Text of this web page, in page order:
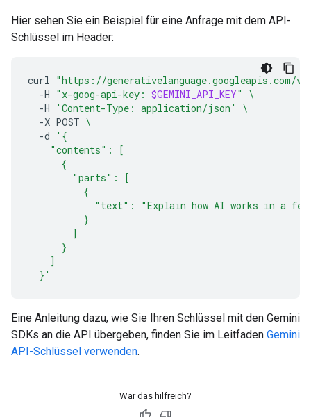
Hier sehen Sie ein Beispiel für eine Anfrage mit dem API-
Schlüssel im Header:
curl "https://generativelanguage.googleapis.com/
-H "x-goog-api-key: $GEMINI_API_KEY"
\
-H
'Content-Type: application/json'
\
-X POST \
-d
'{
    "contents": [
      {
        "parts": [
          {
"text": "Explain how AI works in a
          }
        ]
      }
    ]
  }'
Eine Anleitung dazu, wie Sie Ihren Schlüssel mit den Gemini
SDKs an die API übergeben, finden Sie im Leitfaden Gemini
API-Schlüssel verwenden.
War das hilfreich?